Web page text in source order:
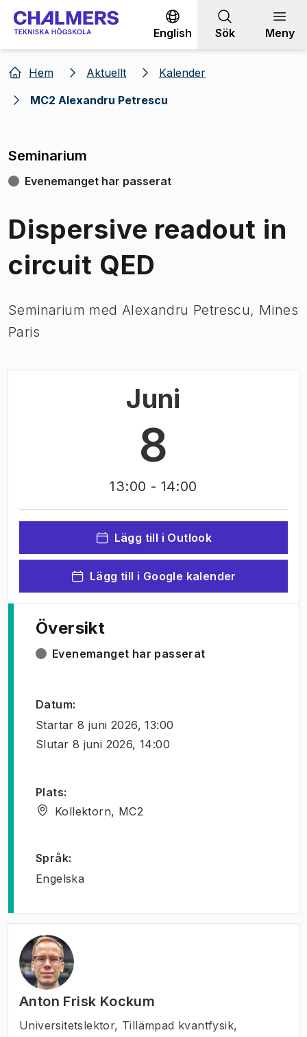
Gå till innehållet
English Sök Meny
Hem Aktuellt
Kalender
MC2 Alexandru Petrescu
Seminarium
Evenemanget har passerat
Dispersive readout in
circuit QED
Seminarium med Alexandru Petrescu, Mines
Paris
Juni
8
13:00 - 14:00
Lägg till i Outlook
Lägg till i Google kalender
Översikt
Evenemanget har passerat
Datum:
Startar 8 juni 2026, 13:00
Slutar 8 juni 2026, 14:00
Plats:
Kollektorn, MC2
Språk:
Engelska
Anton Frisk Kockum
Universitetslektor, Tillämpad kvantfysik,